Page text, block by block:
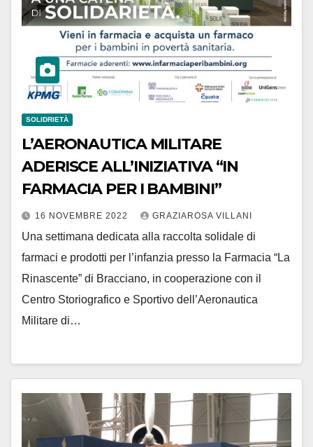
SOLIDRIETÀ
L’AERONAUTICA MILITARE
ADERISCE ALL’INIZIATIVA “IN
FARMACIA PER I BAMBINI”
16 NOVEMBRE 2022 GRAZIAROSA VILLANI
Una settimana dedicata alla raccolta solidale di
farmaci e prodotti per l’infanzia presso la Farmacia “La
Rinascente” di Bracciano, in cooperazione con il
Centro Storiografico e Sportivo dell’Aeronautica
Militare di…